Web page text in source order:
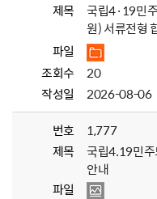
제목
국립4·19민
원) 서류전형
파일
조회수
20
작성일
2026-08-06
번호
1,777
제목
국립4.19민주
안내
파일